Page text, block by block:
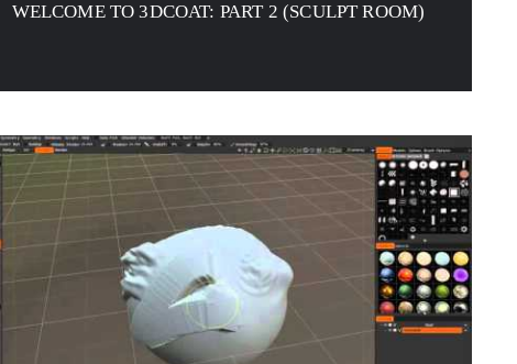
WELCOME TO 3DCOAT: PART 2 (SCULPT ROOM)